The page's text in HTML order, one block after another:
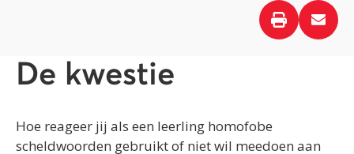
De kwestie
Hoe reageer jij als een leerling homofobe
scheldwoorden gebruikt of niet wil meedoen aan